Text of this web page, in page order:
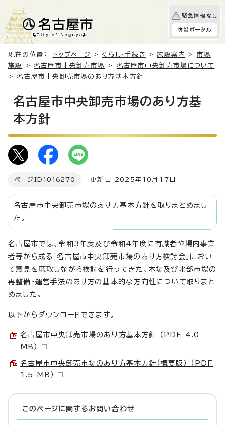
緊急情報なし
防災ポータル
現在の位置： トップページ > くらし・手続き >施設案内 > 市場
施設
> 名古屋市中央卸売市場 >
名古屋市中央卸売市場について
> 名古屋市中央卸売市場のあり方基本方針
名古屋市中央卸売市場のあり方基
本方針
ページID 1016270 更新日 2025年10月17日
名古屋市中央卸売市場のあり方基本方針を取りまとめまし
た。
名古屋市では、令和3年度及び令和4年度に有識者や場内事業
者等から成る「名古屋市中央卸売市場のあり方検討会」におい
て意見を聴取しながら検討を行ってきた、本場及び北部市場の
再整備・運営手法のあり方の基本的な方向性について取りまと
めました。
以下からダウンロードできます。
名古屋市中央卸売市場のあり方基本方針 （PDF 4.0
MB）
名古屋市中央卸売市場のあり方基本方針（概要版） （PDF
1.5 MB）
このページに関する お問い合わせ